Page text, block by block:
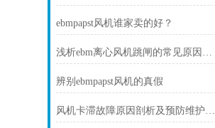
ebmpapst风机谁家卖的好？
浅析ebm离心风机跳闸的常见原因及处理方法
辨别ebmpapst风机的真假
风机卡滞故障原因剖析及预防维护技巧